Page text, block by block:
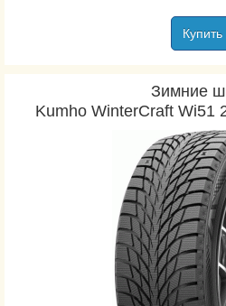
Купить
Зимние
Kumho WinterCraft Wi51